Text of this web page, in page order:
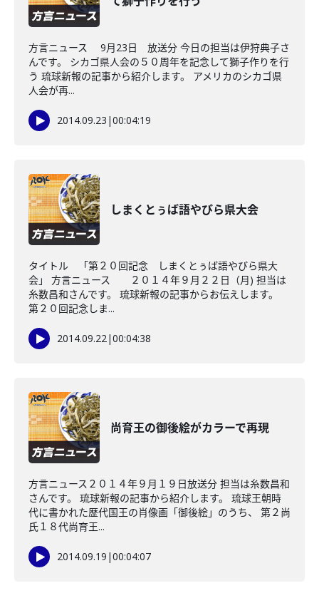
方言ニュース 9月23日 放送分 今日の担当は伊狩典子さ
んです。 シカゴ県人会の５０周年を記念して獅子作りを行
う 琉球新報の記事から紹介します。 アメリカのシカゴ県
人会が再...
2014.09.23 |00:04:19
しまくとぅば語やびら県大会
タイトル 「第２０回記念 しまくとぅば語やびら県大
会」 方言ニュース ２０１４年９月２２日（月) 担当は
糸数昌和さんです。 琉球新報の記事からお伝えします。
第２０回記念しま...
2014.09.22|00:04:38
尚育王の御後絵がカラーで再現
方言ニュース２０１４年９月１９日放送分 担当は糸数昌和
さんです。 琉球新報の記事から紹介します。 琉球王朝時
代に書かれた歴代国王の肖像画「御後絵」のうち、 第２尚
氏１８代尚育王...
2014.09.19 |00:04:07